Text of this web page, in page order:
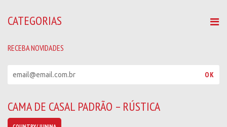
CATEGORIAS
RECEBA NOVIDADES
b
a
OK
CAMA DE CASAL PADRÃO – RÚSTICA